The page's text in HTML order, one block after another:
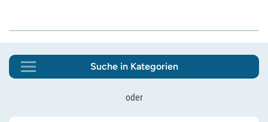
Suche in Kategorien
oder